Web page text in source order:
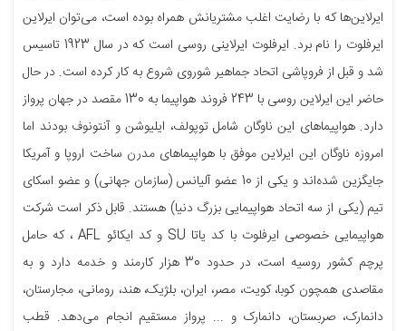
ایرلاین‌ها که با رضایت اغلب مشتریانش همراه بوده است، می‌توان ایرلاین
ایرفلوت را نام برد. ایرفلوت ایرلاینی روسی است که در سال 1923 تاسیس
شد و قبل از فروپاشی اتحاد جماهیر شوروی شروع به کار کرده است. در حال
حاضر این ایرلاین روسی با 243 فروند هواپیما به 130 مقصد در جهان پرواز
دارد. هواپیماهای این ناوگان شامل توپولف، ایلیوشن و آنتونوف بودند اما
امروزه ناوگان این ایرلاین موفق با هواپیماهای مدرن ساخت اروپا و آمریکا
جایگزین شده‌اند و یکی از 10 عضو آلیانس (سازمان جهانی) و عضو اسکای
تیم (یکی از سه اتحاد هواپیمایی بزرگ دنیا) هستند. قابل ذکر است شرکت
هواپیمایی خصوصی ایرفلوت با کد یاتا SU و کد ایکائو AFL ، که حامل
پرچم کشور روسیه است، در حدود 30 هزار کارمند و خدمه دارد و به
مقاصدی همچون کوبا، کویت، مصر، ایران، بلژیک، هند، رومانی، مجارستان،
دانمارک، صربستان، دانمارک و ... پرواز مستقیم انجام می‌دهد. قطب